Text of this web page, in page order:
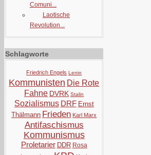
Comuni...
Laotische
Revolution...
Schlagworte
Friedrich Engels Lenin
Kommunisten Die Rote
Fahne DVRK Stalin
Sozialismus DRF Ernst
Thälmann Frieden Karl Marx
Antifaschismus
Kommunismus
Proletarier DDR Rosa